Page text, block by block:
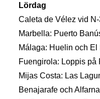
Lördag
Caleta de Vélez vid
Marbella: Puerto
Málaga: Huelin och El
Fuengirola: Loppis på
Mijas Costa: Las
Benajarafe och